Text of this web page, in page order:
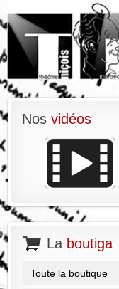
Nos vidéos
La boutiga
Toute la boutique